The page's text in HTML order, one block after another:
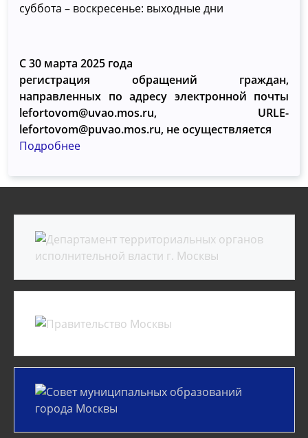
суббота – воскресенье: выходные дни
С 30 марта 2025 года
регистрация обращений граждан,
направленных по адресу электронной почты
lefortovom@uvao.mos.ru, URLE-
lefortovom@puvao.mos.ru, не осуществляется
Подробнее